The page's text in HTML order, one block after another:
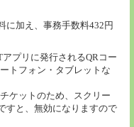
に加え、事務手数料432円
プリに発行されるQRコー
トフォン・タブレットな
ケットのため、スクリー
すと、無効になりますので